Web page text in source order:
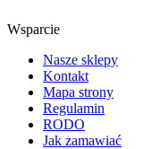
Wsparcie
Nasze sklepy
Kontakt
Mapa strony
Regulamin
RODO
Jak zamawiać